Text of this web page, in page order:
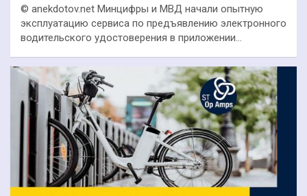
© anekdotov.net Минцифры и МВД начали опытную
эксплуатацию сервиса по предъявлению электронного
водительского удостоверения в приложении…